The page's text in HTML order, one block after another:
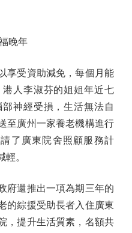
晚年
受資助減免，每個月能
人李淑芬的姐姐年近七
神經受損，生活無法自
至廣州一家養老機構進行
了廣東院舍照顧服務計
。
還推出一項為期三年的
的綜援受助長者入住廣東
，提升生活質素，名額共